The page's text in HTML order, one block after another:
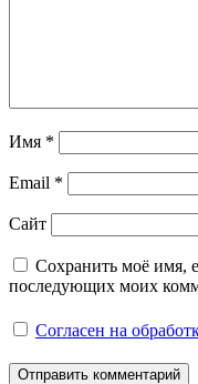
Имя *
Email *
Сайт
Сохранить моё имя,
последующих моих
Согласен на